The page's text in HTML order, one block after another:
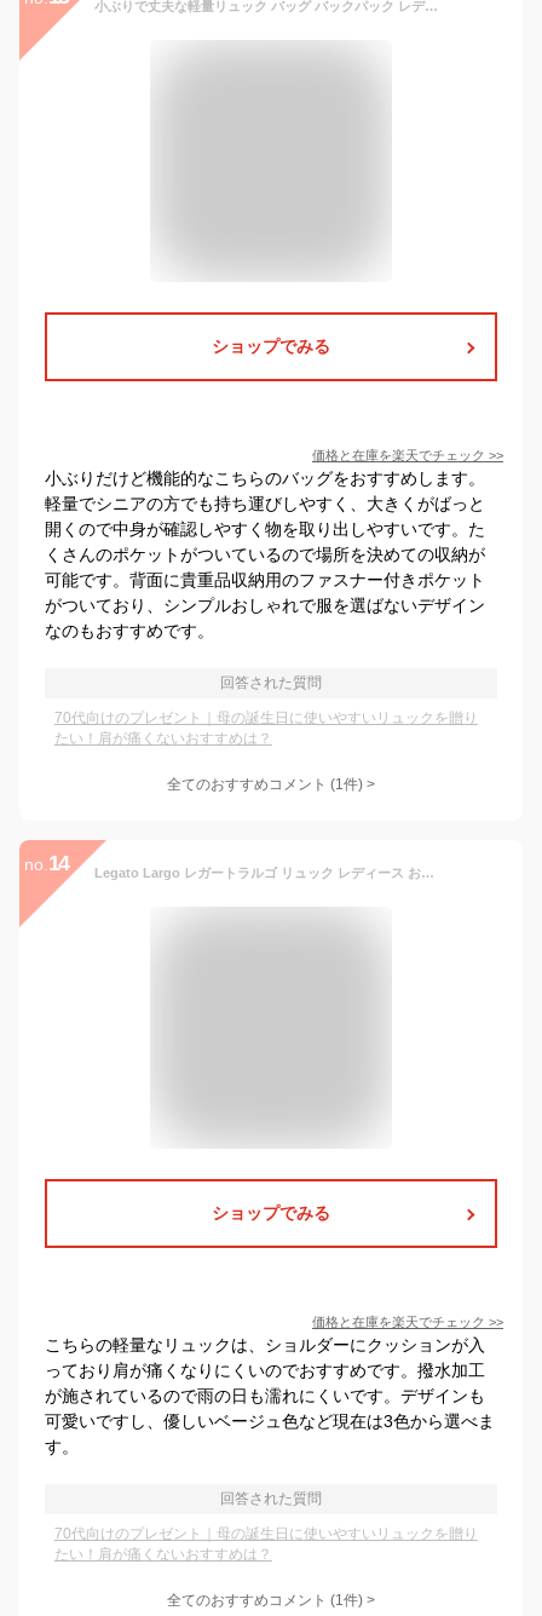
小ぶりで丈夫な軽量リュック バッグ バックパック レディース メンズ シニア 軽い ポケット コンパクト 収納 出し入れしやすい 男女兼用 シンプル
ショップでみる
価格と在庫を楽天でチェック >>
小ぶりだけど機能的なこちらのバッグをおすすめします。
軽量でシニアの方でも持ち運びしやすく、大きくがばっと
開くので中身が確認しやすく物を取り出しやすいです。た
くさんのポケットがついているので場所を決めての収納が
可能です。背面に貴重品収納用のファスナー付きポケット
がついており、シンプルおしゃれで服を選ばないデザイン
なのもおすすめです。
回答された質問
70代向けのプレゼント｜母の誕生日に使いやすいリュックを贈り
たい！肩が痛くないおすすめは？
全てのおすすめコメント (1件) >
no. 14 Legato Largo レガートラルゴ リュック レディース おしゃれ 大人 通勤 通学 軽量 軽い A4 黒 大容量 ナイロン/ LH-L0003 Lieto 肩楽 /撥水 PC ノートPC PCリュック 通勤用 マザーズバッグ ポケット 多い 10ポケット かわいい 可愛い オシャレ 大人女子 きれいめ ブランド/ r
ショップでみる
価格と在庫を楽天でチェック >>
こちらの軽量なリュックは、ショルダーにクッションが入
っており肩が痛くなりにくいのでおすすめです。撥水加工
が施されているので雨の日も濡れにくいです。デザインも
可愛いですし、優しいベージュ色など現在は3色から選べま
す。
回答された質問
70代向けのプレゼント｜母の誕生日に使いやすいリュックを贈り
たい！肩が痛くないおすすめは？
全てのおすすめコメント (1件) >